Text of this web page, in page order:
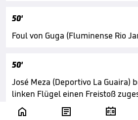
50'
Foul von Guga (Fluminense Rio
50'
José Meza (Deportivo La Guaira)
linken Flügel einen Freistoß
  